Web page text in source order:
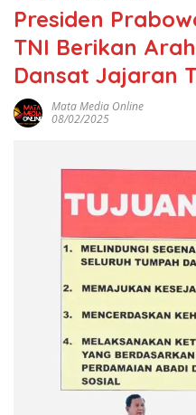
Presiden
TNI Berikan
Dansat Jajaran
Mata Media Online
08/02/2025